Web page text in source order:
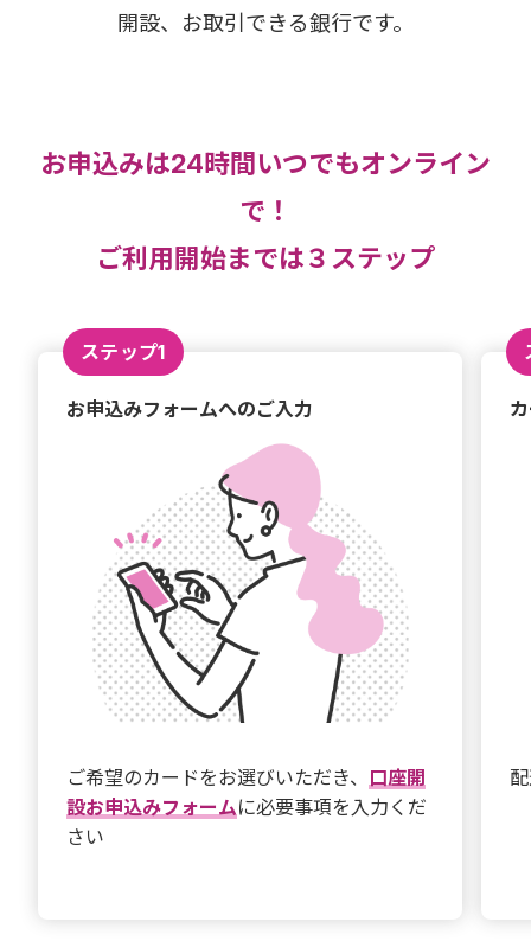
開設、お取引できる銀行です。
お申込みは24時間いつでもオンライン
で！
ご利用開始までは３ステップ
ステップ1
お申込みフォームへのご入力
ご希望のカードをお選びいただき、 口座開
設お申込みフォームに必要事項を入力くだ
さい